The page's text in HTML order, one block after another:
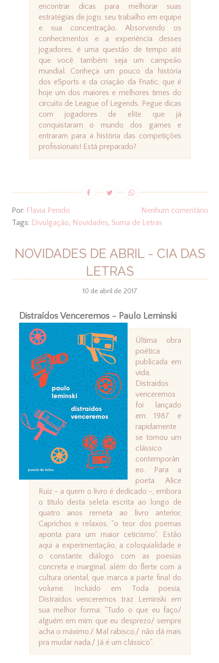
encontrar dicas para melhorar suas
estratégias de jogo, seu trabalho em equipe
e sua concentração. Absorvendo os
conhecimentos e a experiência desses
jogadores, é uma questão de tempo até
que você também seja um campeão
mundial. Conheça um pouco da história
dos eSports e da criação da Fnatic, que é
hoje um dos maiores e melhores times do
circuito de League of Legends. Pegue dicas
com jogadores de elite que já
conquistaram o mundo dos games e
entraram para a história das competições
profissionais! Está preparado?
Por: Flavia Penido
Nenhum comentário
Tags: Divulgação, Novidades, Suma de Letras
NOVIDADES DE ABRIL - CIA DAS
LETRAS
10 de abril de 2017
Distraídos Venceremos - Paulo Leminski
Última obra
poética
publicada em
vida,
Distraídos
venceremos
foi lançado
em 1987 e
rapidamente
se tornou um
clássico
contemporân
eo. Para a
poeta Alice
Ruiz - a quem o livro é dedicado -, embora
o título desta seleta escrita ao longo de
quatro anos remeta ao livro anterior,
Caprichos e relaxos, "o teor dos poemas
aponta para um maior ceticismo". Estão
aqui a experimentação, a coloquialidade e
o constante diálogo com as poesias
concreta e marginal, além do flerte com a
cultura oriental, que marca a parte final do
volume. Incluído em Toda poesia,
Distraídos venceremos traz Leminski em
sua melhor forma: "Tudo o que eu faço/
alguém em mim que eu desprezo/ sempre
acha o máximo./ Mal rabisco,/ não dá mais
pra mudar nada./ Já é um clássico".